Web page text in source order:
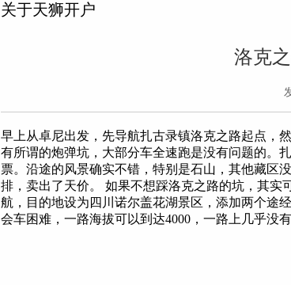
关于天狮开户
洛克
早上从卓尼出发，先导航扎古录镇洛克之路起点，
有所谓的炮弹坑，大部分车全速跑是没有问题的。
票。沿途的风景确实不错，特别是石山，其他藏区
排，卖出了天价。 如果不想踩洛克之路的坑，其
航，目的地设为四川诺尔盖花湖景区，添加两个途
会车困难，一路海拔可以到达4000，一路上几乎没